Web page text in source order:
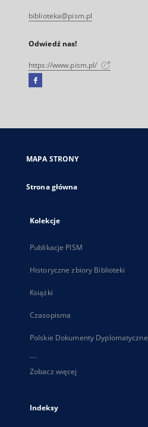
biblioteka@pism.pl
Odwiedź nas!
https://www.pism.pl/
Facebook
się
karcie
MAPA STRONY
Strona główna
Kolekcje
Publikacje PISM
Historyczne zbiory Biblioteki
Książki
Czasopisma
Polskie Dokumenty Dyplomatyczne
...
Zobacz więcej
Indeksy